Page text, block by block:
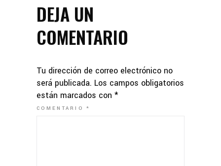
DEJA UN
COMENTARIO
Tu dirección de correo electrónico no
será publicada. Los campos obligatorios
están marcados con *
COMENTARIO*